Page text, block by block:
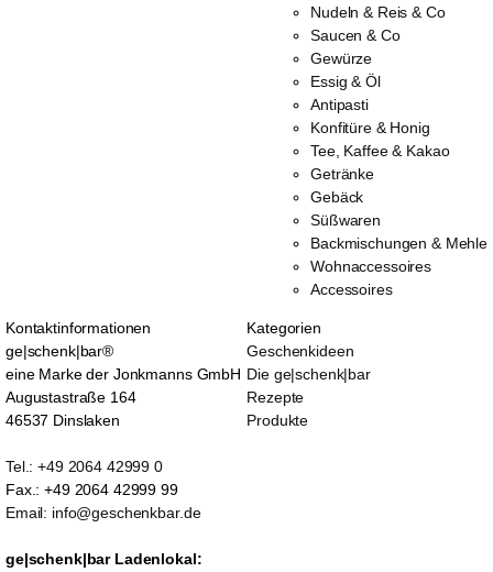
Nudeln & Reis & Co
Saucen & Co
Gewürze
Essig & Öl
Antipasti
Konfitüre & Honig
Tee, Kaffee & Kakao
Getränke
Gebäck
Süßwaren
Backmischungen & Mehle
Wohnaccessoires
Accessoires
Kontaktinformationen
ge|schenk|bar®
eine Marke der Jonkmanns GmbH
Augustastraße 164
46537 Dinslaken
Tel.: +49 2064 42999 0
Fax.: +49 2064 42999 99
Email: info@geschenkbar.de
ge|schenk|bar Ladenlokal:
Kategorien
Geschenkideen
Die ge|schenk|bar
Rezepte
Produkte